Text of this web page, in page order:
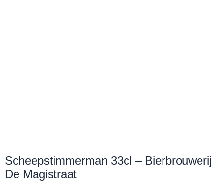
Scheepstimmerman 33cl – Bierbrouwerij
De Magistraat